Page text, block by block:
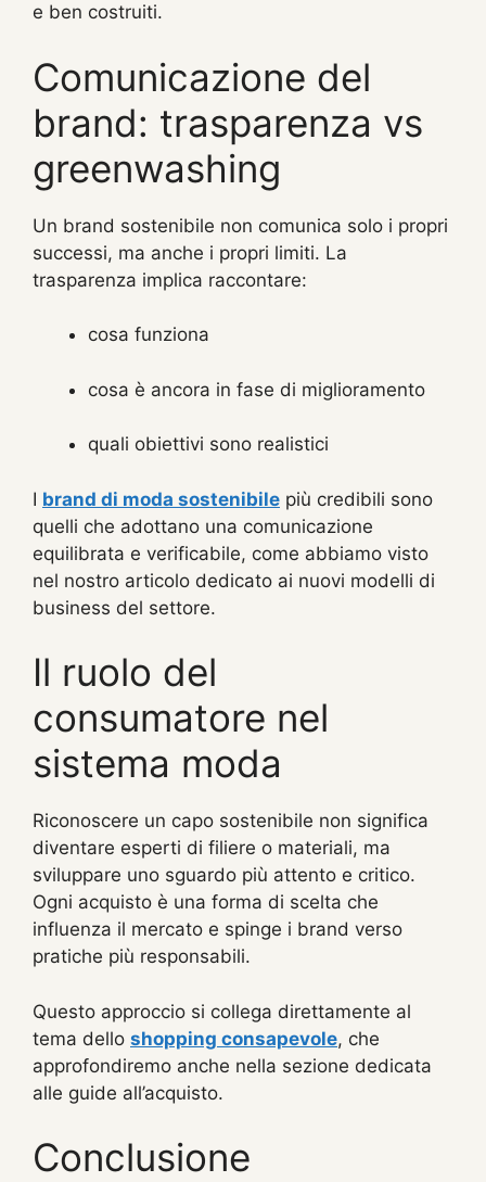
e ben costruiti.
Comunicazione del
brand: trasparenza vs
greenwashing
Un brand sostenibile non comunica solo i propri
successi, ma anche i propri limiti. La
trasparenza implica raccontare:
cosa funziona
cosa è ancora in fase di miglioramento
quali obiettivi sono realistici
I brand di moda sostenibile più credibili sono
quelli che adottano una comunicazione
equilibrata e verificabile, come abbiamo visto
nel nostro articolo dedicato ai nuovi modelli di
business del settore.
Il ruolo del
consumatore nel
sistema moda
Riconoscere un capo sostenibile non significa
diventare esperti di filiere o materiali, ma
sviluppare uno sguardo più attento e critico.
Ogni acquisto è una forma di scelta che
influenza il mercato e spinge i brand verso
pratiche più responsabili.
Questo approccio si collega direttamente al
tema dello shopping consapevole, che
approfondiremo anche nella sezione dedicata
alle guide all’acquisto.
Conclusione